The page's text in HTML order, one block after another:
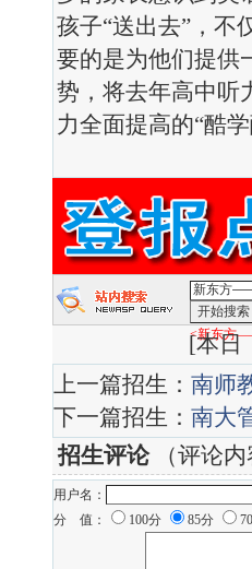
孩子“送出去”，不
要的是为他们提供
势，将去年高中听
力全面提高的“酷
<新东方
[本日
上一篇招生： 南师
下一篇招生： 南大
招生评论（评论内
用户名：
分 值：
100分 85分